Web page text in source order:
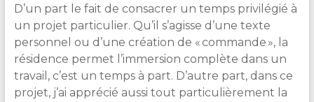
D’un part le fait de consacrer un temps privilégié à
un projet particulier. Qu’il s’agisse d’une texte
personnel ou d’une création de « commande », la
résidence permet l’immersion complète dans un
travail, c’est un temps à part. D’autre part, dans ce
projet, j’ai apprécié aussi tout particulièrement la